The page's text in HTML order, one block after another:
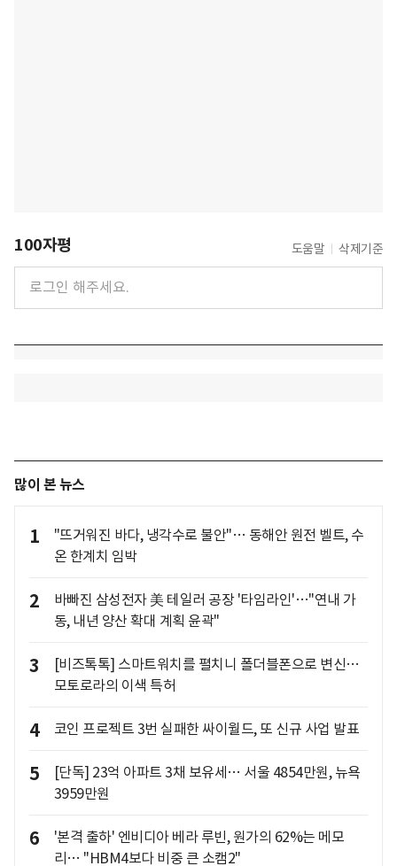
100자평 도움말 삭제기준
많이 본 뉴스
1
"뜨거워진 바다, 냉각수로 불안"… 동해안 원전 벨트, 수
온 한계치 임박
2
바빠진 삼성전자 美 테일러 공장 '타임라인'…"연내 가
동, 내년 양산 확대 계획 윤곽"
3
[비즈톡톡] 스마트워치를 펼치니 폴더블폰으로 변신…
모토로라의 이색 특허
4 코인 프로젝트 3번 실패한 싸이월드, 또 신규 사업 발표
5
[단독] 23억 아파트 3채 보유세… 서울 4854만원, 뉴욕
3959만원
6
'본격 출하' 엔비디아 베라 루빈, 원가의 62%는 메모
리… "HBM4보다 비중 큰 소캠2"